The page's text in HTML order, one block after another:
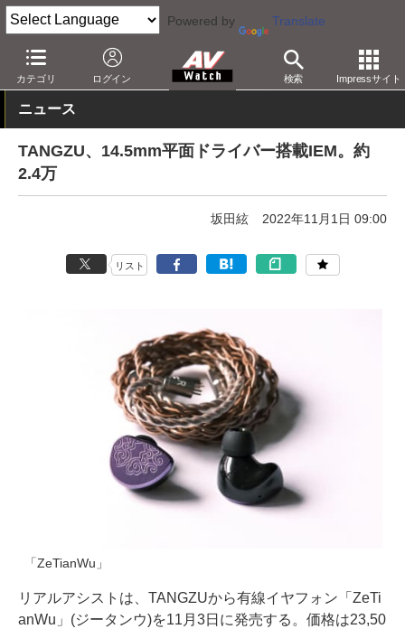
Powered by Translate
カテゴリ ログイン 検索 Impressサイト
AV Watch 製品 ヘッドフォン その他
ニュース
TANGZU、14.5mm平面ドライバー搭載IEM。約
2.4万
坂田絃 2022年11月1日 09:00
リスト
「ZeTianWu」
リアルアシストは、TANGZUから有線イヤフォン「ZeTi
anWu」(ジータンウ)を11月3日に発売する。価格は23,50